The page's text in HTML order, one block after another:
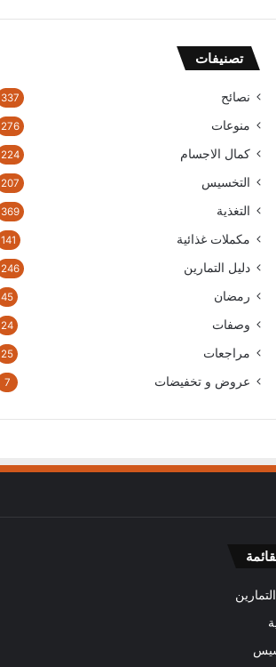
د
إ
ت
و
ن
تصنيفات
نصائح 337
منوعات 276
كمال الاجسام 224
التخسيس 207
التغذية 369
مكملات غذائية 141
دليل التمارين 246
رمضان 45
وصفات 24
مراجعات 25
عروض و تخفيضات 7